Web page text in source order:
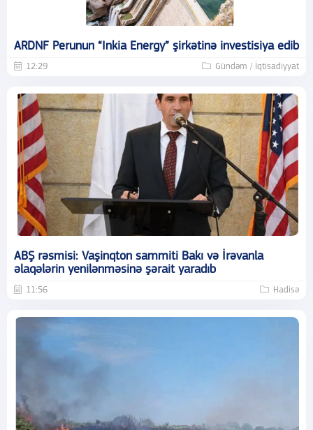
ARDNF Perunun “Inkia Energy” şirkətinə investisiya edib
12:29 Gündəm / İqtisadiyyat
ABŞ rəsmisi: Vaşinqton sammiti Bakı və İrəvanla
əlaqələrin yenilənməsinə şərait yaradıb
11:56 Hadisə